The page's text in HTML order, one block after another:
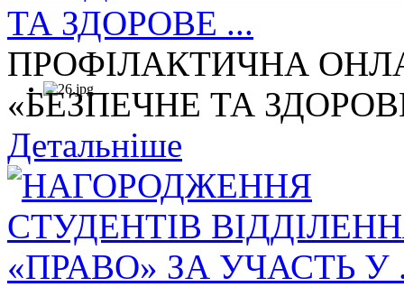
ПРОФІЛАКТИЧНА
«БЕЗПЕЧНЕ ТА
Детальніше